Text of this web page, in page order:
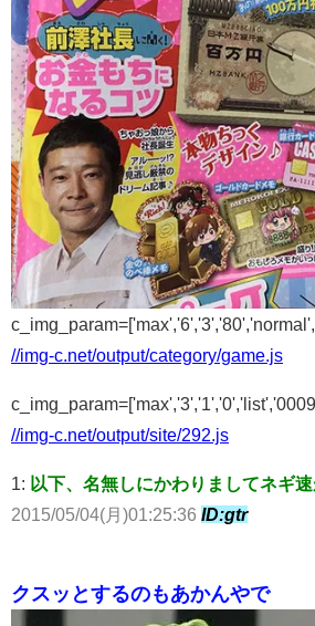
//img-c.net/output/category/game.js
//img-c.net/output/site/292.js
1: 以下、名無しにかわりましてネギ
2015/05/04(月)01:25:36 ID:gtr
クスッとするのもあかんやで